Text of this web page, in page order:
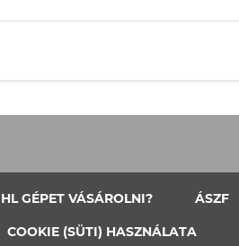
GÉPET VÁSÁROLNI? ÁSZF
COOKIE (SÜTI) HASZNÁLATA